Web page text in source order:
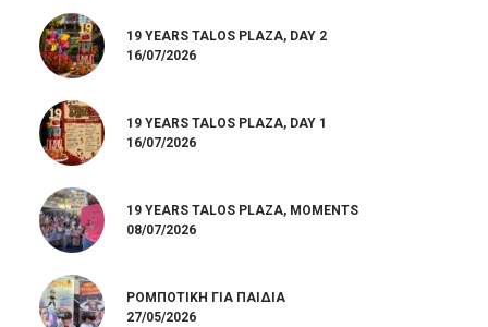
19 YEARS TALOS PLAZA, DAY 2
16/07/2026
19 YEARS TALOS PLAZA, DAY 1
16/07/2026
19 YEARS TALOS PLAZA, MOMENTS
08/07/2026
ΡΟΜΠΟΤΙΚΉ ΓΙΑ ΠΑΙΔΙΆ
27/05/2026